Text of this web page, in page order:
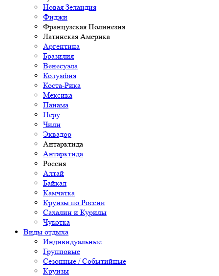
Новая Зеландия
Фиджи
Французская Полинезия
Латинская Америка
Аргентина
Бразилия
Венесуэла
Колумбия
Коста-Рика
Мексика
Панама
Перу
Чили
Эквадор
Антарктида
Антарктида
Россия
Алтай
Байкал
Камчатка
Круизы по России
Сахалин и Курилы
Чукотка
Виды отдыха
Индивидуальные
Групповые
Сезонные / Событийные
Круизы